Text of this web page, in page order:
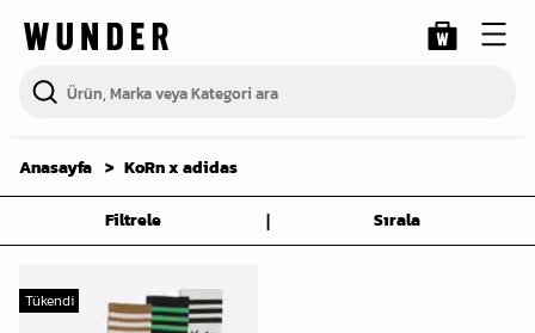
Anasayfa KoRn x adidas
Filtrele | Sırala
Tükendi